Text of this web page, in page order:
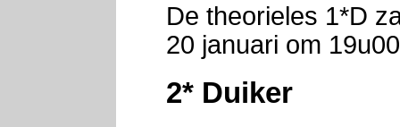
De theorieles 1*D
20 januari om
2* Duiker